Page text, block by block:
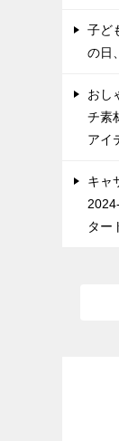
子ど
の日
おし
チ素
アイ
キャ
ター